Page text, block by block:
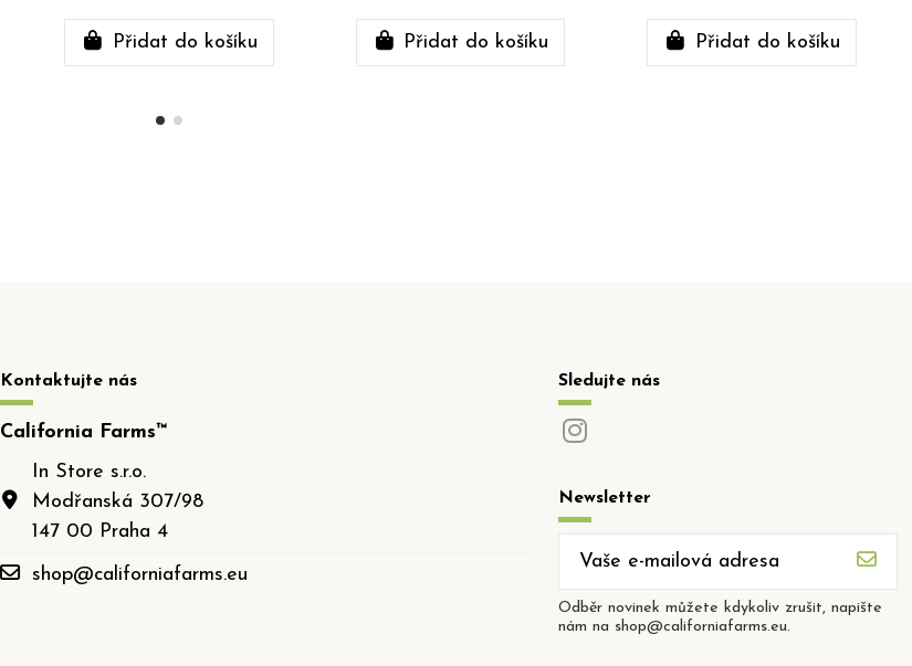
Přidat do košíku Přidat do košíku Přidat do košíku
Kontaktujte nás
California Farms™
In Store s.r.o.
Modřanská 307/98
147 00 Praha 4
shop@californiafarms.eu
Sledujte nás
Newsletter
Odběr novinek můžete kdykoliv zrušit, napište
nám na shop@californiafarms.eu.